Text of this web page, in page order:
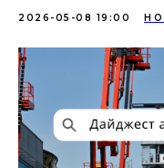
2026-05-08 19:00